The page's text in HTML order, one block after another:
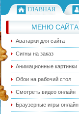
ГЛАВНАЯ
МЕНЮ САЙТА
Аватарки для сайта
Сигны на заказ
Анимационные картинки
Обои на рабочий стол
Смотреть видео онлайн
Браузерные игры онлайн